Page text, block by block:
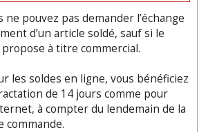
ne pouvez pas demander l’échange
d’un article soldé, sauf si le
à titre commercial.
les soldes en ligne, vous bénéficiez
de 14 jours comme pour
à compter du lendemain de la
commande.